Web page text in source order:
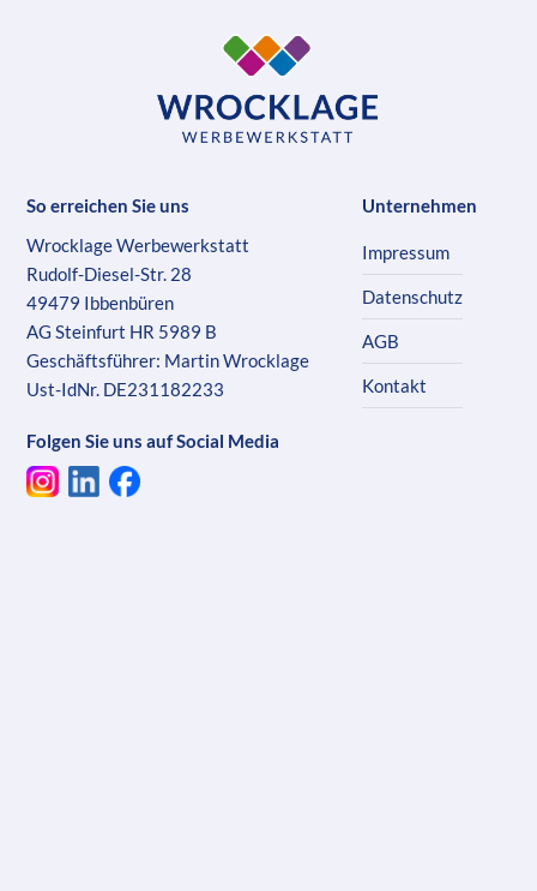
So erreichen Sie uns
Wrocklage Werbewerkstatt
Rudolf-Diesel-Str. 28
49479 Ibbenbüren
AG Steinfurt HR 5989 B
Geschäftsführer: Martin Wrocklage
Ust-IdNr. DE231182233
Folgen Sie uns auf Social Media
Unternehmen
Impressum
Datenschutz
AGB
Kontakt